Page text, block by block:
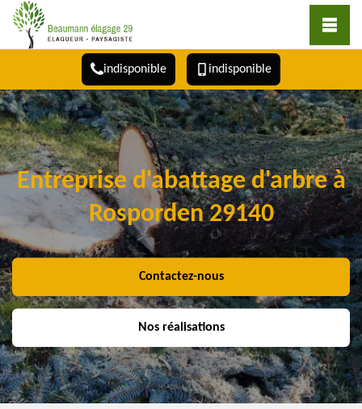
indisponible indisponible
Entreprise d'abattage d'arbre à
Rosporden 29140
Contactez-nous
Nos réalisations